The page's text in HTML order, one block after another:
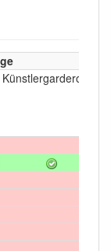
Künstlergarderoben